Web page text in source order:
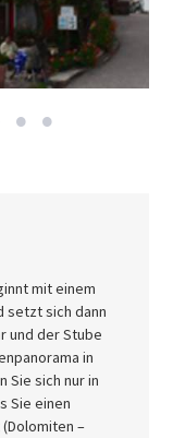
mit einem
setzt sich dann
und der Stube
in
Sie sich nur in
Sie einen
–